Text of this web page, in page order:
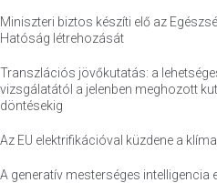
Miniszteri biztos készíti elő az
Hatóság létrehozását
Transzlációs jövőkutatás: a
vizsgálatától a jelenben meghozott
döntésekig
Az EU elektrifikációval küzdene a
A generatív mesterséges intelligencia